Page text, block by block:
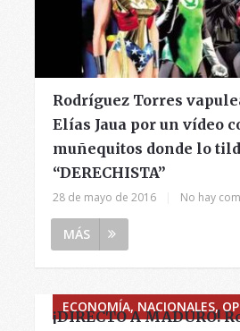
Rodríguez Torres
Elías Jaua por un vídeo
muñequitos donde lo
“DERECHISTA”
28 de mayo de 2016 No hay
MÁS
ECONOMÍA, NACIONALES,
¡DIRECTO A MADURO!